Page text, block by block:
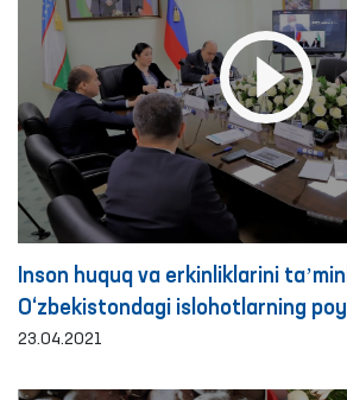
Inson huquq va erkinliklarini
O‘zbekistondagi islohotlarning
23.04.2021